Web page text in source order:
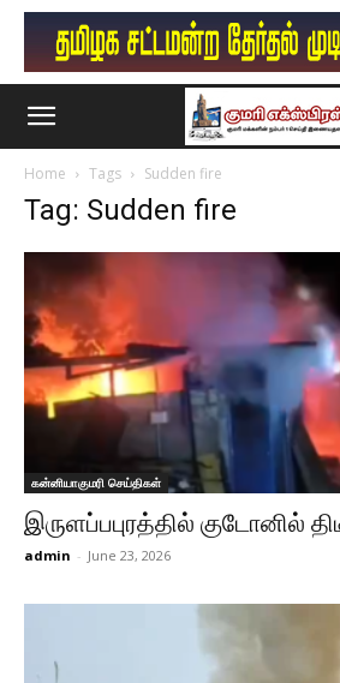
Home Tags Sudden fire
Tag: Sudden fire
கன்னியாகுமரி செய்திகள்
இருளப்பபுரத்தில் குடோனில்
admin - June 23, 2026